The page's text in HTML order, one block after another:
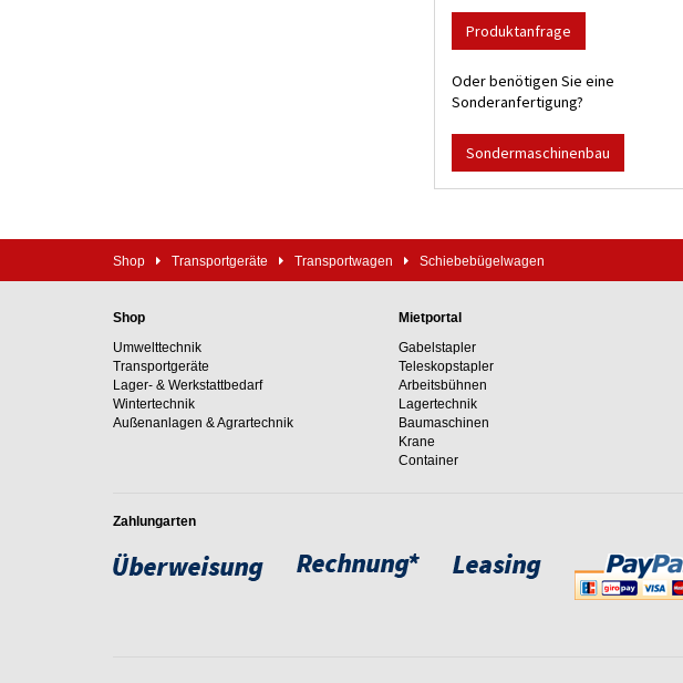
Produktanfrage
Oder benötigen Sie eine
Sonderanfertigung?
Sondermaschinenbau
Shop Transportgeräte Transportwagen Schiebebügelwagen
Shop
Umwelttechnik
Transportgeräte
Lager- & Werkstattbedarf
Wintertechnik
Außenanlagen & Agrartechnik
Mietportal
Gabelstapler
Teleskopstapler
Arbeitsbühnen
Lagertechnik
Baumaschinen
Krane
Container
Zahlungarten